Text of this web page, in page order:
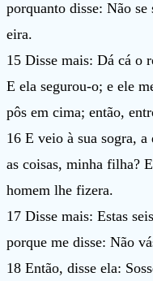
porquanto disse: Não
eira.
15 Disse mais: Dá cá o
E ela segurou-o; e ele
pôs em cima; então,
16 E veio à sua sogra, a
as coisas, minha filha?
homem lhe fizera.
17 Disse mais: Estas
porque me disse: Não
18 Então, disse ela: